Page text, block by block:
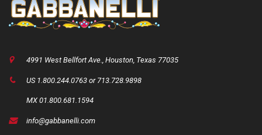
4991 West Bellfort Ave., Houston, Texas 77035
US 1.800.244.0763 or 713.728.9898
MX 01.800.681.1594
info@gabbanelli.com